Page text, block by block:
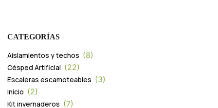
CATEGORÍAS
Aislamientos y techos 8
Césped Artificial 22
Escaleras escamoteables 3
Inicio 2
Kit invernaderos 7